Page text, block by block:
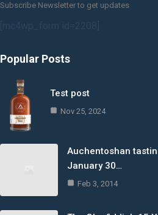
Subscribe Newsletter to get updates
Popular Posts
Test post
Nov 25, 2024
Auchentoshan
January 30…
Feb 3, 2014